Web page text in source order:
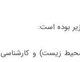
زیست) و کارشناسی